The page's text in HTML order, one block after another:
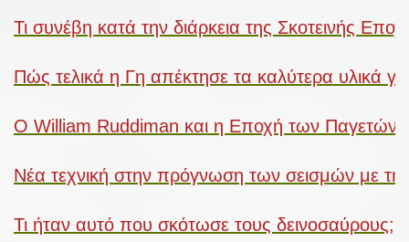
Τι συνέβη κατά την διάρκεια της Σκοτεινής
Πώς τελικά η Γη απέκτησε τα καλύτερα υλικά
Ο William Ruddiman και η Εποχή των
Νέα τεχνική στην πρόγνωση των σεισμών με
Τι ήταν αυτό που σκότωσε τους δεινοσαύρους;